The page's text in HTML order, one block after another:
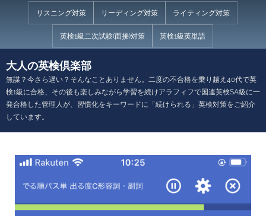
リスニング対策 リーディング対策 ライティング対策
英検1級二次試験(面接)対策 英検1級英単語
大人の英検倶楽部
無謀？今さら遅い？そんなことありません。二度の不合格を乗り越え40代で英
検1級に合格、その後も楽しみながら学習を続けアラフィフで国連英検SA級に一
発合格した管理人が、習慣化をキーワードに「続けられる」英検対策をご紹介
しています。